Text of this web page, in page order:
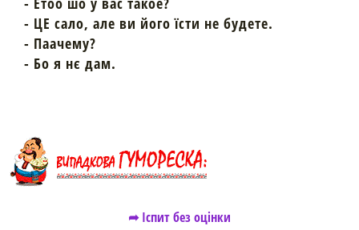
- ЦЕ сало, але ви його їсти не будете.
- Паачему?
- Бо я нє дам.
➦ Іспит без оцінки